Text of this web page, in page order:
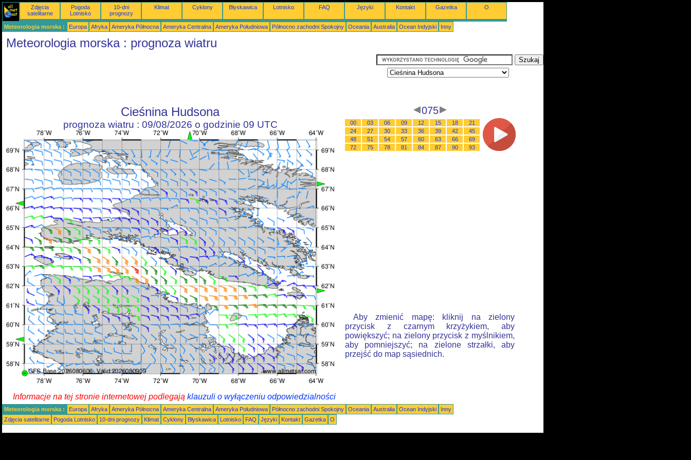
Zdjęcia
satelitarne
Pogoda
Lotnisko
10-dni
prognozy
Klimat Cyklony Błyskawica Lotnisko FAQ Języki Kontakt Gazetka O
Meteorologia morska : Europa Afryka Ameryka Północna Ameryka Centralna Ameryka Południowa Północno zachodni Spokojny Oceania Australia Ocean Indyjski Inny
Meteorologia morska : prognoza wiatru
Cieśnina Hudsona
prognoza wiatru : 09/08/2026 o godzinie 09 UTC
075
00 03 06 09 12 15 18
21
24
27 30 33 36 39 42
45
48
51 54 57 60 63 66
69
72
75 78 81 84 87 90 93
Aby zmienić mapę: kliknij na zielony
przycisk z czarnym krzyżykiem, aby
powiększyć; na zielony przycisk z myślnikiem,
aby pomniejszyć; na zielone strzałki, aby
przejść do map sąsiednich.
Informacje na tej stronie internetowej podlegają klauzuli o wyłączeniu odpowiedzialności
Meteorologia morska : Europa Afryka Ameryka Północna Ameryka Centralna Ameryka Południowa Północno zachodni Spokojny Oceania Australia Ocean Indyjski
Inny
Zdjęcia satelitarne
Pogoda Lotnisko 10-dni prognozy Klimat Cyklony Błyskawica Lotnisko FAQ Języki Kontakt Gazetka O